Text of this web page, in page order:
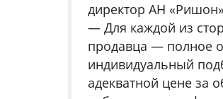
директор АН
— Для каждой из
продавца — полное
индивидуальный
адекватной цене за